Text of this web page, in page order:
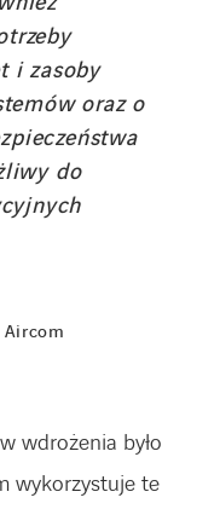
i zasoby
oraz o
do
wdrożenia było
wykorzystuje te